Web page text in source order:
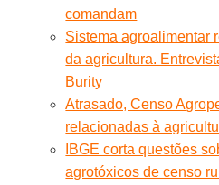
comandam
Sistema agroalimentar
da agricultura.
Burity
Atrasado, Censo
relacionadas à
IBGE corta questões
agrotóxicos de censo